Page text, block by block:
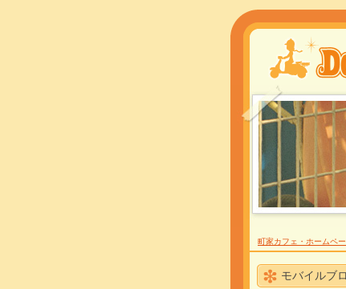
町家カフェ・ホームペ
モバイルブ